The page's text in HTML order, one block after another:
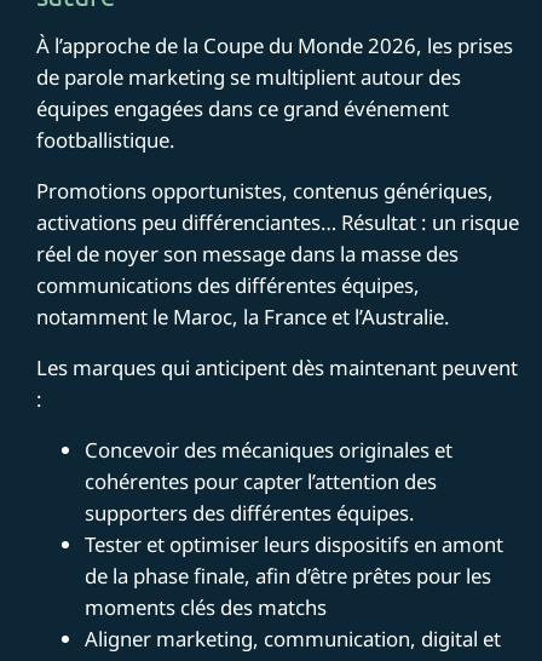
À l’approche de la Coupe du Monde 2026, les prises
de parole marketing se multiplient autour des
équipes engagées dans ce grand événement
footballistique.
Promotions opportunistes, contenus génériques,
activations peu différenciantes… Résultat : un risque
réel de noyer son message dans la masse des
communications des différentes équipes,
notamment le Maroc, la France et l’Australie.
Les marques qui anticipent dès maintenant peuvent
:
Concevoir des mécaniques originales et
cohérentes pour capter l’attention des
supporters des différentes équipes.
Tester et optimiser leurs dispositifs en amont
de la phase finale, afin d’être prêtes pour les
moments clés des matchs
Aligner marketing, communication, digital et